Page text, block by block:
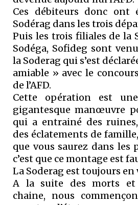
Ces débiteurs donc ont
Sodérag dans les trois
Puis les trois filiales de la
Sodéga, Sofideg sont
la Soderag qui s’est
amiable » avec le
de l’AFD.
Cette opération est
gigantesque manœuvre
qui a entrainé des
des éclatements de
que vous saurez dans les
c’est que ce montage est
La Soderag est toujours en
A la suite des morts et
chaine, nous